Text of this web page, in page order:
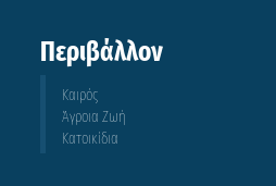
Περιβάλλον
Καιρός
Άγροια Ζωή
Κατοικίδια